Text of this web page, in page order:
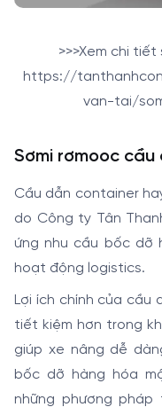
>>>Xem chi
https://
van-tai/
Sơmi rơmooc
Cầu dẫn container
do Công ty Tân
ứng nhu cầu bốc dỡ
hoạt động logistics.
Lợi ích chính của cầu
tiết kiệm hơn trong
giúp xe nâng dễ
bốc dỡ hàng hóa
những phương pháp